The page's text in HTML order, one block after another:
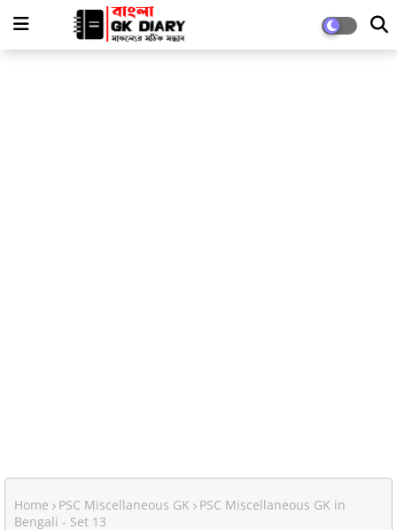
Home PSC Miscellaneous GK
PSC Miscellaneous GK in
Bengali - Set 13